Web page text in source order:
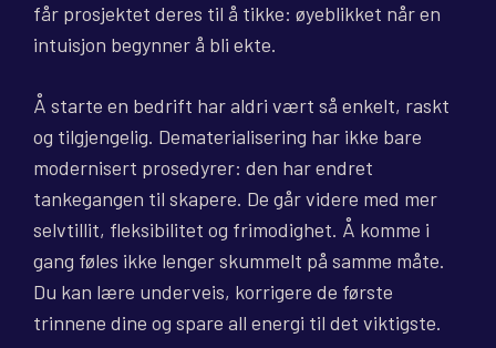
får prosjektet deres til å tikke: øyeblikket når en
intuisjon begynner å bli ekte.
Å starte en bedrift har aldri vært så enkelt, raskt
og tilgjengelig. Dematerialisering har ikke bare
modernisert prosedyrer: den har endret
tankegangen til skapere. De går videre med mer
selvtillit, fleksibilitet og frimodighet. Å komme i
gang føles ikke lenger skummelt på samme måte.
Du kan lære underveis, korrigere de første
trinnene dine og spare all energi til det viktigste.